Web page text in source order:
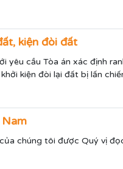
kiện đòi đất
cầu Tòa án xác định
kiện đòi lại đất bị lấn
chúng tôi được Quý vị